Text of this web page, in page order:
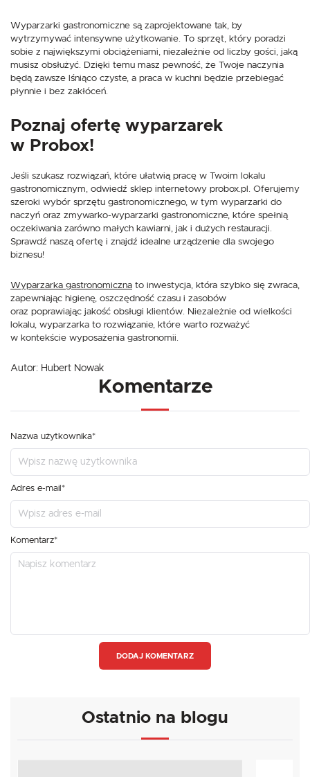
Wyparzarki gastronomiczne są zaprojektowane tak, by
wytrzymywać intensywne użytkowanie. To sprzęt, który poradzi
sobie z największymi obciążeniami, niezależnie od liczby gości, jaką
musisz obsłużyć. Dzięki temu masz pewność, że Twoje naczynia
będą zawsze lśniąco czyste, a praca w kuchni będzie przebiegać
płynnie i bez zakłóceń.
Poznaj ofertę wyparzarek
w Probox!
Jeśli szukasz rozwiązań, które ułatwią pracę w Twoim lokalu
gastronomicznym, odwiedź sklep internetowy probox.pl. Oferujemy
szeroki wybór sprzętu gastronomicznego, w tym wyparzarki do
naczyń oraz zmywarko-wyparzarki gastronomiczne, które spełnią
oczekiwania zarówno małych kawiarni, jak i dużych restauracji.
Sprawdź naszą ofertę i znajdź idealne urządzenie dla swojego
biznesu!
Wyparzarka gastronomiczna to inwestycja, która szybko się zwraca,
zapewniając higienę, oszczędność czasu i zasobów
oraz poprawiając jakość obsługi klientów. Niezależnie od wielkości
lokalu, wyparzarka to rozwiązanie, które warto rozważyć
w kontekście wyposażenia gastronomii.
Autor: Hubert Nowak
Komentarze
Nazwa użytkownika*
Adres e-mail*
Komentarz*
DODAJ KOMENTARZ
Ostatnio na blogu